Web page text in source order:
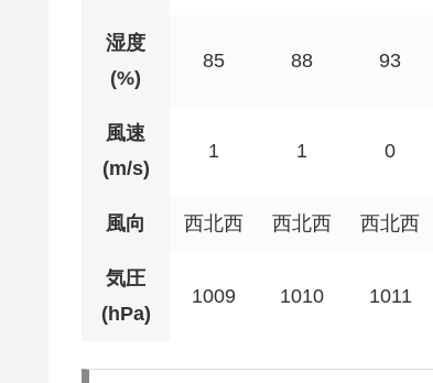
湿度
(%)
85 88 93
風速
(m/s)
1 1 0
風向 西北西 西北西 西北西
気圧
(hPa)
1009 1010 1011